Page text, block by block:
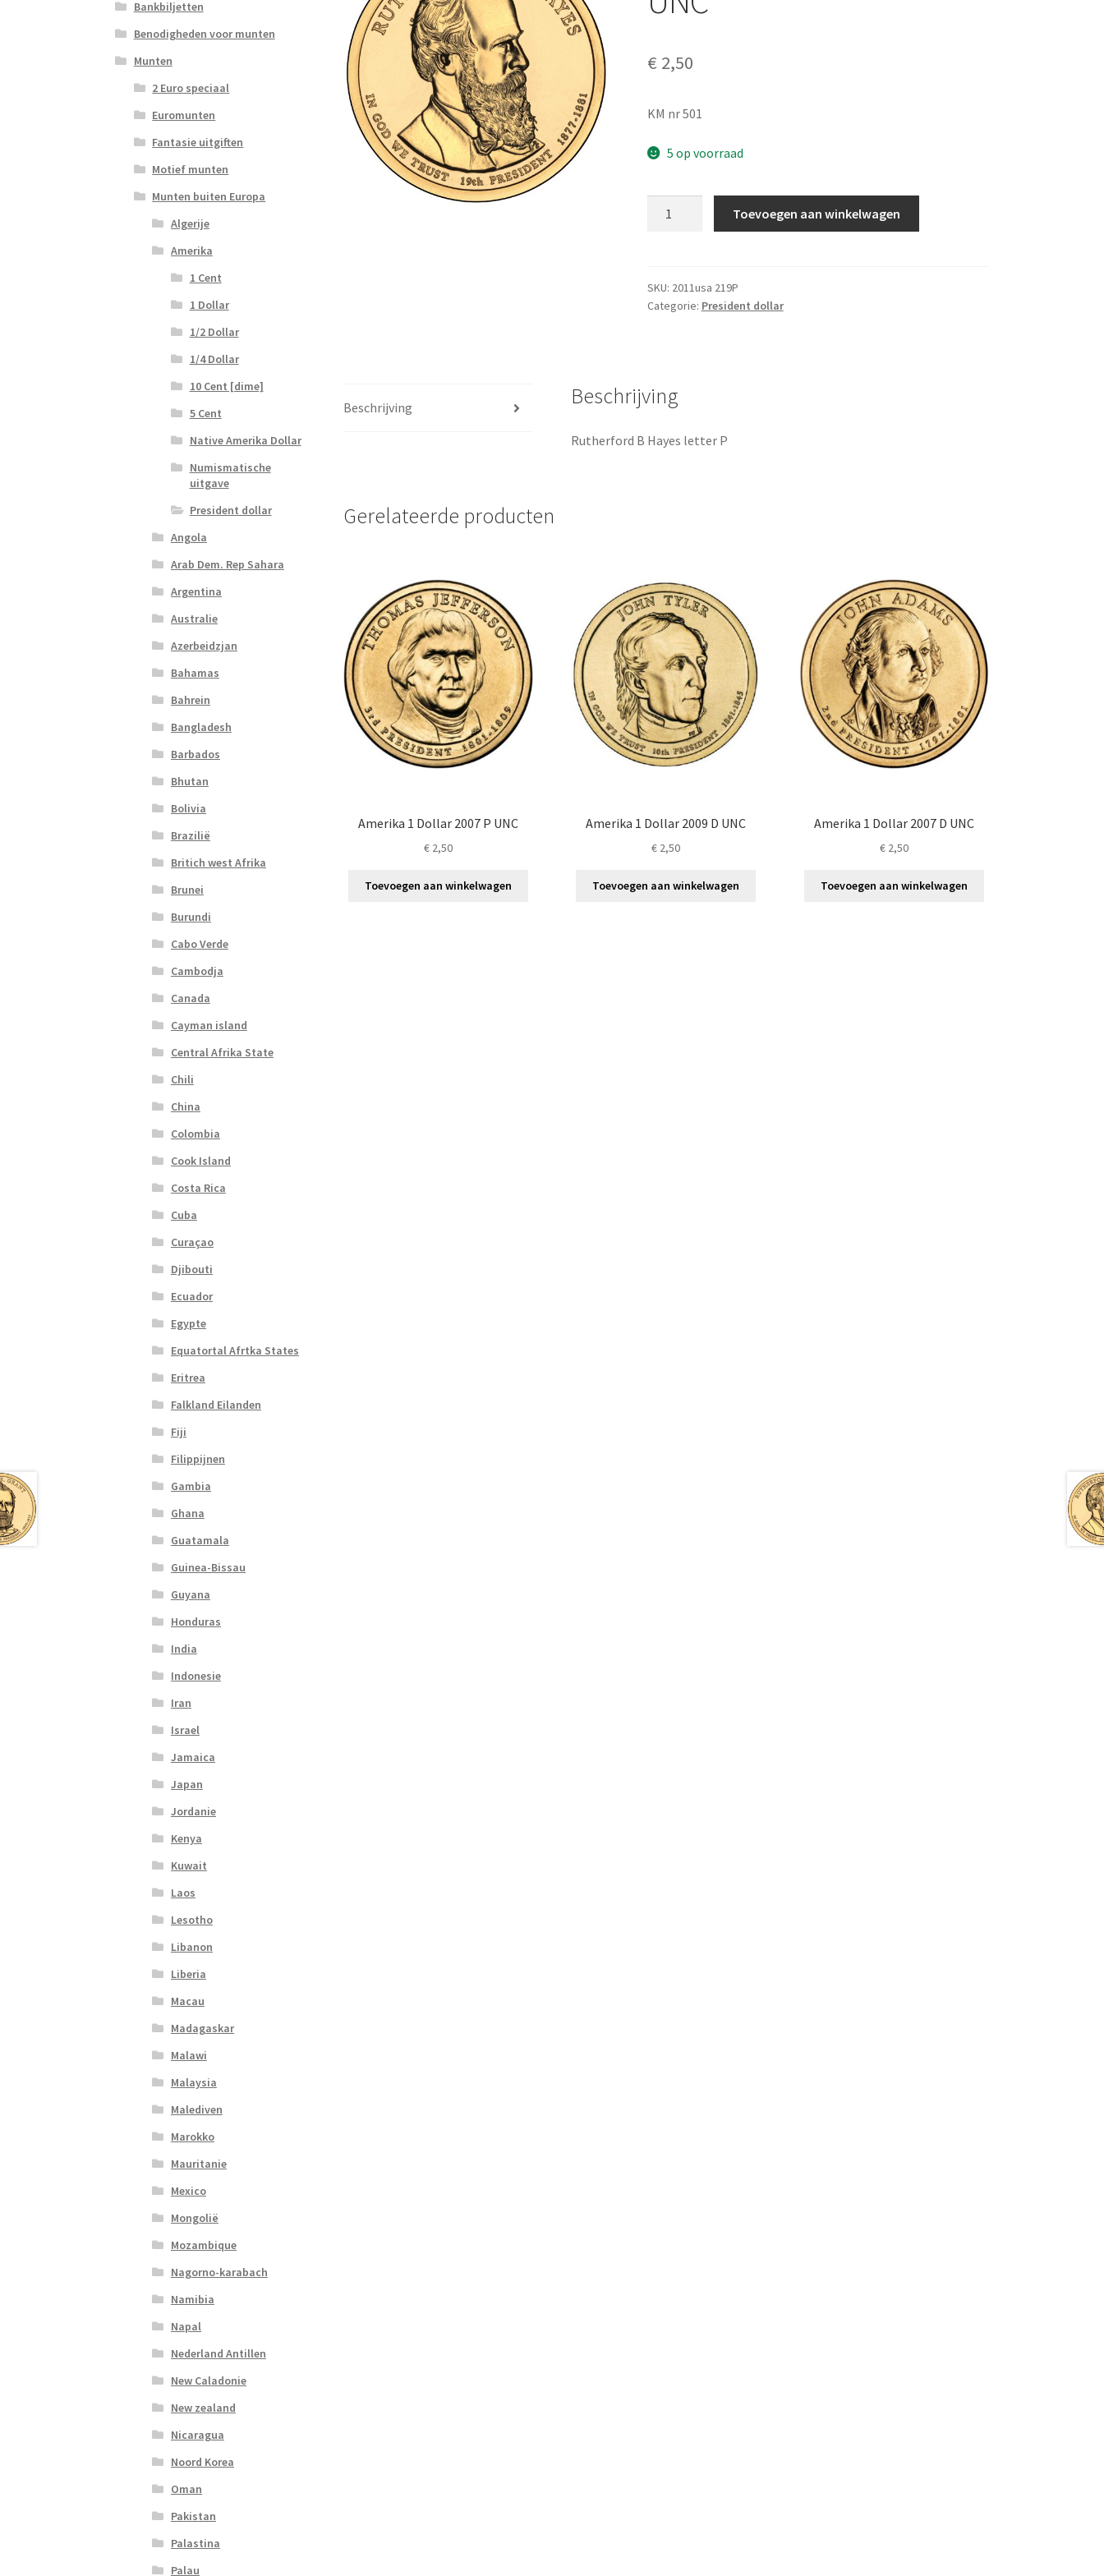
€ 2,50
KM nr 501
5 op voorraad
P
UNC
Toevoegen aan winkelwagen
SKU: 2011usa 219P
Categorie: President dollar
Beschrijving Beschrijving
Rutherford B Hayes letter P
Gerelateerde producten
Amerika 1 Dollar 2007 P UNC
€2,50
Toevoegen aan winkelwagen
Amerika 1 Dollar 2009 D UNC
€ 2,50
Toevoegen aan winkelwagen
Amerika 1 Dollar 2007 D UNC
€2,50
Toevoegen aan winkelwagen
Bankbiljetten
Benodigheden voor munten
Munten
2 Euro speciaal
Euromunten
Fantasie uitgiften
Motief munten
Munten buiten Europa
Algerije
Amerika
1 Cent
1 Dollar
1/2 Dollar
1/4 Dollar
10 Cent [dime]
5 Cent
Native Amerika Dollar
Numismatische
uitgave
President dollar
Angola
Arab Dem. Rep Sahara
Argentina
Australie
Azerbeidzjan
Bahamas
Bahrein
Bangladesh
Barbados
Bhutan
Bolivia
Brazilië
Britich west Afrika
Brunei
Burundi
Cabo Verde
Cambodja
Canada
Cayman island
Central Afrika State
Chili
China
Colombia
Cook Island
Costa Rica
Cuba
Curaçao
Djibouti
Ecuador
Egypte
Equatortal Afrtka States
Eritrea
Falkland Eilanden
Fiji
Filippijnen
Gambia
Ghana
Guatamala
Guinea-Bissau
Guyana
Honduras
India
Indonesie
Iran
Israel
Jamaica
Japan
Jordanie
Kenya
Kuwait
Laos
Lesotho
Libanon
Liberia
Macau
Madagaskar
Malawi
Malaysia
Malediven
Marokko
Mauritanie
Mexico
Mongolië
Mozambique
Nagorno-karabach
Namibia
Napal
Nederland Antillen
New Caladonie
New zealand
Nicaragua
Noord Korea
Oman
Pakistan
Palastina
Palau